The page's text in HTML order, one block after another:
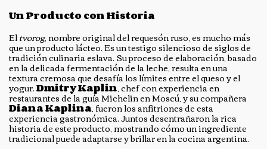
Un Producto con Historia
Eltvorog, nombre original del requesón ruso, es mucho más
que un producto lácteo. Es un testigo silencioso de siglos de
tradición culinaria eslava. Su proceso de elaboración, basado
en la delicada fermentación de la leche, resulta en una
textura cremosa que desafía los límites entre el queso y el
yogur.Dmitry Kaplin, chef con experiencia en
restaurantes de la guía Michelin en Moscú, y su compañera
Diana Kaplina, fueron los anfitriones de esta
experiencia gastronómica. Juntos desentrañaron la rica
historia de este producto, mostrando cómo un ingrediente
tradicional puede adaptarse y brillar en la cocina argentina.